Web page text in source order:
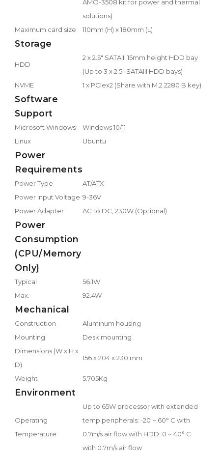
AMO-3508 kit for power and thermal
solutions)
Maximum card size
110mm (H) x 180mm (L)
Storage
HDD
2 x 2.5" SATAIII 15mm height HDD bay
(Up to 3 x 2.5" SATAIII HDD bays)
NVME
1 x PCIex2 (Share with M.2 2280 B key)
Software
Support
Microsoft Windows
Windows 10/11
Linux
Ubuntu
Power
Requirements
Power Type
AT/ATX
Power Input Voltage 9-36V
Power Adapter
AC to DC, 230W (Optional)
Power
Consumption
(CPU/Memory
Only)
Typical
56.1W
Max.
92.4W
Mechanical
Construction
Aluminum housing
Mounting
Desk mounting
Dimensions (W x H x
D)
156 x 204 x 230 mm
Weight 5.705Kg
Environment
Operating
Temperature
Up to 65W processor with extended
temp peripherals: -20 ~ 60° C with
0.7m/s air flow with HDD: 0 ~ 40° C
with 0.7m/s air flow